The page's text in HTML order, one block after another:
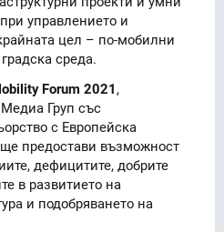
управлението и
цел – по-мобилни
среда.
Forum 2021 ,
Груп със
с Европейска
предостави възможност
дефицитите, добрите
в развитието на
и подобряването на